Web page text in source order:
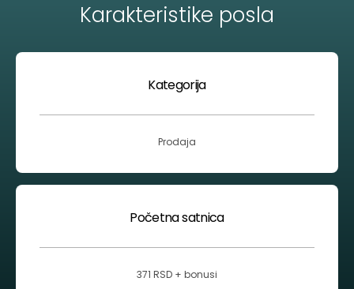
Karakteristike posla
Kategorija
Prodaja
Početna satnica
371 RSD + bonusi